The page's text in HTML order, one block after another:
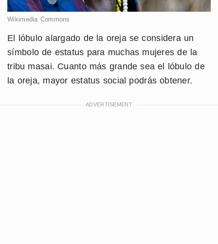
Wikimedia Commons
El lóbulo alargado de la oreja se considera un
símbolo de estatus para muchas mujeres de la
tribu masai. Cuanto más grande sea el lóbulo de
la oreja, mayor estatus social podrás obtener.